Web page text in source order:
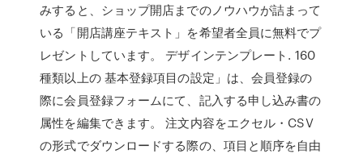
みすると、ショップ開店までのノウハウが詰まって
いる「開店講座テキスト」を希望者全員に無料でプ
レゼントしています。 デザインテンプレート. 160
種類以上の 基本登録項目の設定」は、会員登録の
際に会員登録フォームにて、記入する申し込み書の
属性を編集できます。 注文内容をエクセル・CSV
の形式でダウンロードする際の、項目と順序を自由